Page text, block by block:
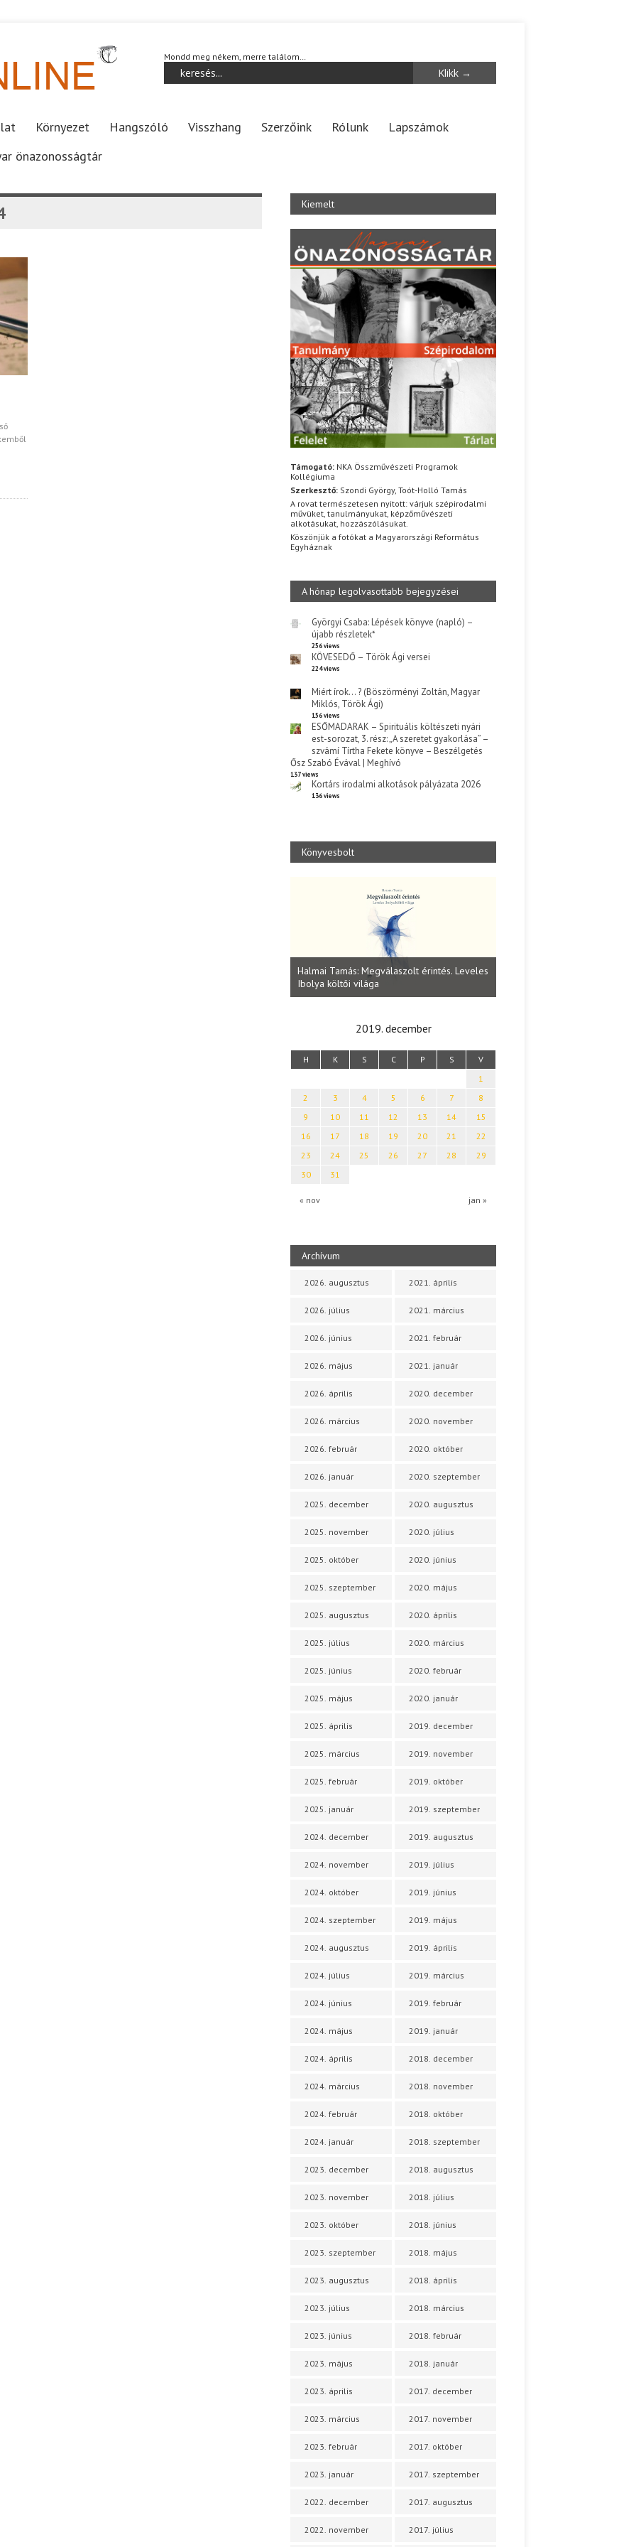
Mondd meg nékem, merre találom…
Környezet Hangszóló Visszhang Szerzőink Rólunk
Lapszámok
önazonosságtár
Kiemelt
Támogató: NKA Összművészeti Programok
Kollégiuma
Szerkesztő: Szondi György, Toót-Holló Tamás
A rovat természetesen nyitott: várjuk szépirodalmi
művüket, tanulmányukat, képzőművészeti
alkotásukat, hozzászólásukat.
Köszönjük a fotókat a Magyarországi Református
Egyháznak
A hónap legolvasottabb bejegyzései
Györgyi Csaba: Lépések könyve (napló) –
újabb részletek*
256 views
KÖVESEDŐ – Török Ági versei
224 views
Miért írok… ? (Böszörményi Zoltán, Magyar
Miklós, Török Ági)
156 views
ESŐMADARAK – Spirituális költészeti nyári
est-sorozat, 3. rész: „A szeretet gyakorlása” –
szvámí Tírtha Fekete könyve – Beszélgetés
Ősz Szabó Évával | Meghívó
137 views
Kortárs irodalmi alkotások pályázata 2026
136 views
Könyvesbolt
Halmai Tamás: Megválaszolt érintés. Leveles
Ibolya költői világa
2019. december
H K S C P S V
« nov jan »
1
2
3 4 5 6 7
8
9
10 11 12 13 14
15
16
17 18 19 20 21
22
23
24 25 26 27 28
29
30
31
Archívum
2026. augusztus
2026. július
2026. június
2026. május
2026. április
2026. március
2026. február
2026. január
2025. december
2025. november
2025. október
2025. szeptember
2025. augusztus
2025. július
2025. június
2025. május
2025. április
2025. március
2025. február
2025. január
2024. december
2024. november
2024. október
2024. szeptember
2024. augusztus
2024. július
2024. június
2024. május
2024. április
2024. március
2024. február
2024. január
2023. december
2023. november
2023. október
2023. szeptember
2023. augusztus
2023. július
2023. június
2023. május
2023. április
2023. március
2023. február
2023. január
2022. december
2022. november
2021. április
2021. március
2021. február
2021. január
2020. december
2020. november
2020. október
2020. szeptember
2020. augusztus
2020. július
2020. június
2020. május
2020. április
2020. március
2020. február
2020. január
2019. december
2019. november
2019. október
2019. szeptember
2019. augusztus
2019. július
2019. június
2019. május
2019. április
2019. március
2019. február
2019. január
2018. december
2018. november
2018. október
2018. szeptember
2018. augusztus
2018. július
2018. június
2018. május
2018. április
2018. március
2018. február
2018. január
2017. december
2017. november
2017. október
2017. szeptember
2017. augusztus
2017. július